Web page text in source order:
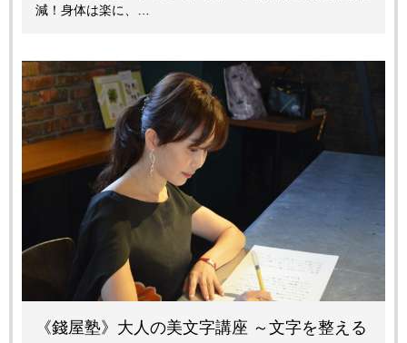
減！身体は楽に、…
《錢屋塾》大人の美文字講座 ～文字を整える